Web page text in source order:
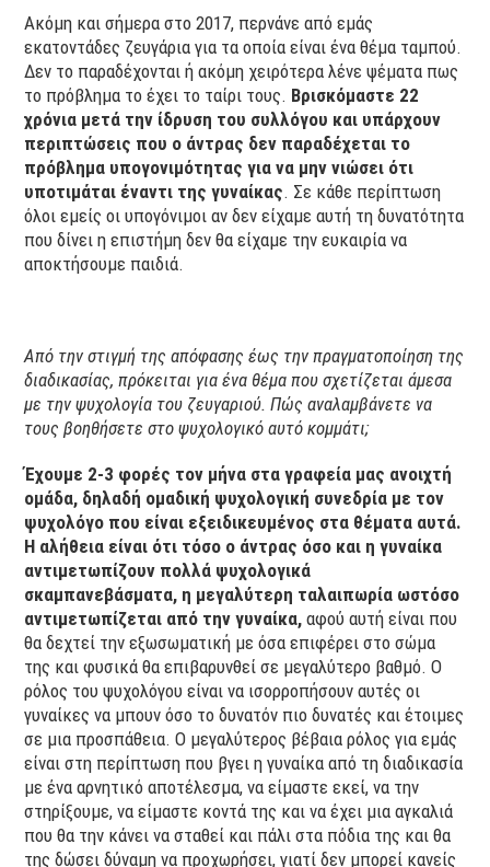
Ακόμη και σήμερα στο 2017, περνάνε από εμάς
εκατοντάδες ζευγάρια για τα οποία είναι ένα θέμα ταμπού.
Δεν το παραδέχονται ή ακόμη χειρότερα λένε ψέματα πως
το πρόβλημα το έχει το ταίρι τους. Βρισκόμαστε 22
χρόνια μετά την ίδρυση του συλλόγου και υπάρχουν
περιπτώσεις που ο άντρας δεν παραδέχεται το
πρόβλημα υπογονιμότητας για να μην νιώσει ότι
υποτιμάται έναντι της γυναίκας. Σε κάθε περίπτωση
όλοι εμείς οι υπογόνιμοι αν δεν είχαμε αυτή τη δυνατότητα
που δίνει η επιστήμη δεν θα είχαμε την ευκαιρία να
αποκτήσουμε παιδιά.
Από την στιγμή της απόφασης έως την πραγματοποίηση της
διαδικασίας, πρόκειται για ένα θέμα που σχετίζεται άμεσα
με την ψυχολογία του ζευγαριού. Πώς αναλαμβάνετε να
τους βοηθήσετε στο ψυχολογικό αυτό κομμάτι;
Έχουμε 2-3 φορές τον μήνα στα γραφεία μας ανοιχτή
ομάδα, δηλαδή ομαδική ψυχολογική συνεδρία με τον
ψυχολόγο που είναι εξειδικευμένος στα θέματα αυτά.
Η αλήθεια είναι ότι τόσο ο άντρας όσο και η γυναίκα
αντιμετωπίζουν πολλά ψυχολογικά
σκαμπανεβάσματα, η μεγαλύτερη ταλαιπωρία ωστόσο
αντιμετωπίζεται από την γυναίκα, αφού αυτή είναι που
θα δεχτεί την εξωσωματική με όσα επιφέρει στο σώμα
της και φυσικά θα επιβαρυνθεί σε μεγαλύτερο βαθμό. Ο
ρόλος του ψυχολόγου είναι να ισορροπήσουν αυτές οι
γυναίκες να μπουν όσο το δυνατόν πιο δυνατές και έτοιμες
σε μια προσπάθεια. Ο μεγαλύτερος βέβαια ρόλος για εμάς
είναι στη περίπτωση που βγει η γυναίκα από τη διαδικασία
με ένα αρνητικό αποτέλεσμα, να είμαστε εκεί, να την
στηρίξουμε, να είμαστε κοντά της και να έχει μια αγκαλιά
που θα την κάνει να σταθεί και πάλι στα πόδια της και θα
της δώσει δύναμη να προχωρήσει, γιατί δεν μπορεί κανείς